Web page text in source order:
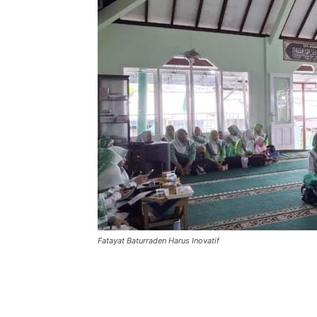
Fatayat Baturraden Harus Inovatif